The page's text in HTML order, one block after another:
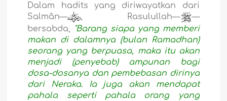
Dalam hadits yang diriwayatkan dari
Salmân—
, Rasulullah—
—
bersabda,
"Barang siapa yang memberi
makan di dalamnya (bulan Ramadhan)
seorang yang berpuasa, maka itu akan
menjadi (penyebab) ampunan bagi
dosa-dosanya dan pembebasan dirinya
dari Neraka. Ia juga akan mendapat
pahala seperti pahala orang yang